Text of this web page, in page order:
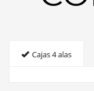
Cajas 4 alas